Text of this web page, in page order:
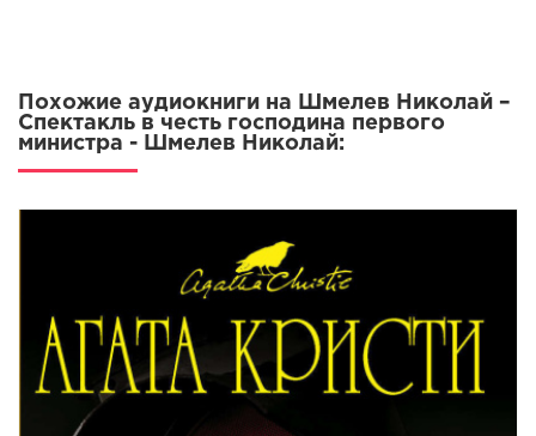
Похожие аудиокниги на Шмелев Николай –
Спектакль в честь господина первого
министра - Шмелев Николай: